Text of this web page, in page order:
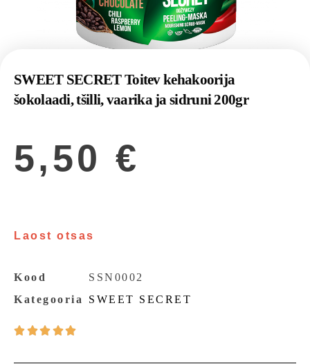
SWEET SECRET Toitev kehakoorija
šokolaadi, tšilli, vaarika ja sidruni 200gr
5,50 €
Laost otsas
Kood
SSN0002
Kategooria
SWEET SECRET
